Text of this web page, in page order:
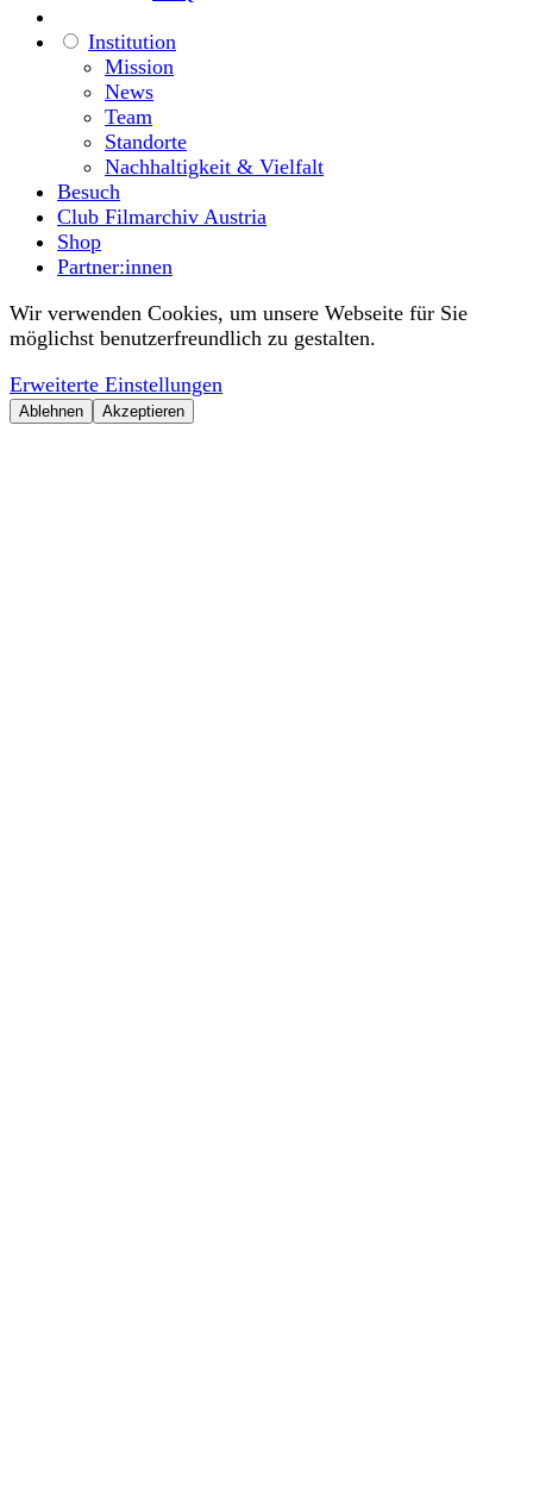
Institution
Mission
News
Team
Standorte
Nachhaltigkeit & Vielfalt
Besuch
Club Filmarchiv Austria
Shop
Partner:innen
Wir verwenden Cookies, um unsere Webseite für Sie
möglichst benutzerfreundlich zu gestalten.
Erweiterte Einstellungen
Ablehnen Akzeptieren